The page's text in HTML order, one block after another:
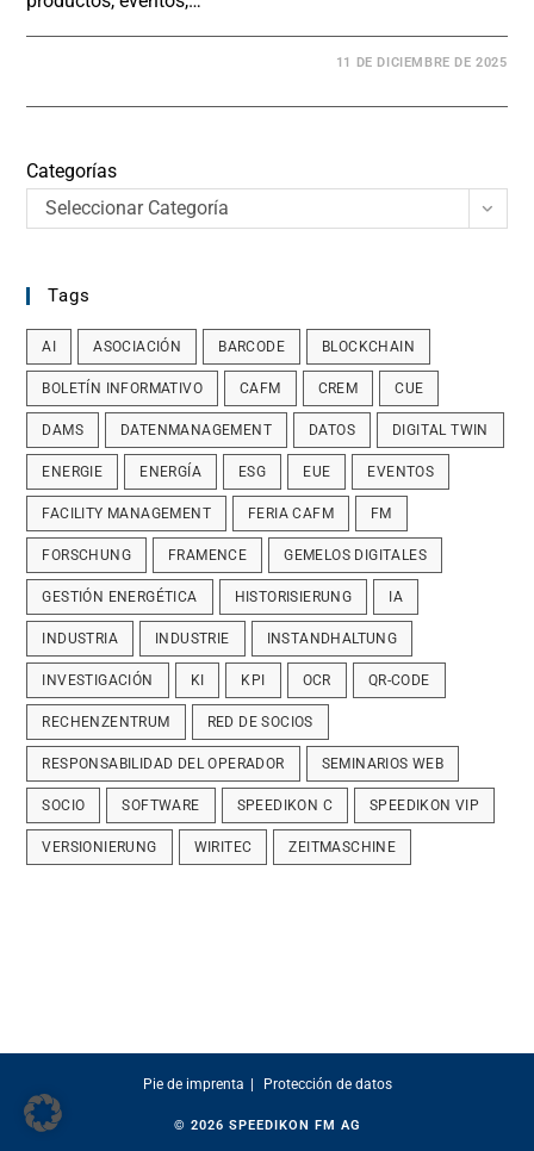
11 DE DICIEMBRE DE 2025
Categorías
Seleccionar Categoría
Tags
AI ASOCIACIÓN BARCODE BLOCKCHAIN
BOLETÍN INFORMATIVO CAFM CREM CUE
DAMS DATENMANAGEMENT DATOS DIGITAL TWIN
ENERGIE ENERGÍA ESG EUE EVENTOS
FACILITY MANAGEMENT FERIA CAFM FM
FORSCHUNG FRAMENCE GEMELOS DIGITALES
GESTIÓN ENERGÉTICA HISTORISIERUNG IA
INDUSTRIA INDUSTRIE INSTANDHALTUNG
INVESTIGACIÓN KI KPI OCR QR-CODE
RECHENZENTRUM RED DE SOCIOS
RESPONSABILIDAD DEL OPERADOR SEMINARIOS WEB
SOCIO SOFTWARE SPEEDIKON C SPEEDIKON VIP
VERSIONIERUNG WIRITEC ZEITMASCHINE
Pie de imprenta Protección de datos
© 2026 SPEEDIKON FM AG